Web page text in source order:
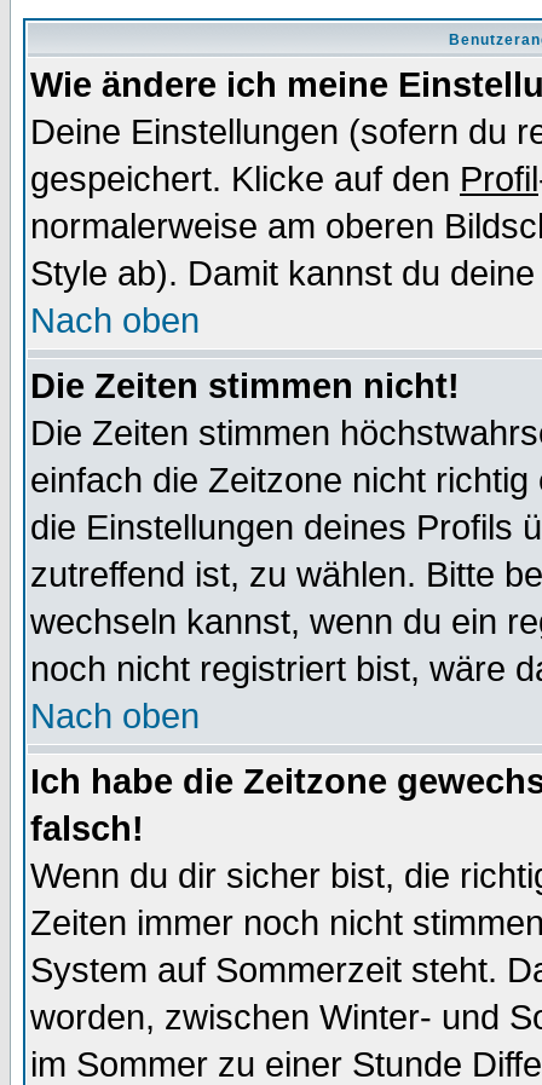
Wie ändere ich meine
Deine Einstellungen (sofern du
gespeichert. Klicke auf den Profil
normalerweise am oberen
Style ab). Damit kannst du
Nach oben
Die Zeiten stimmen nicht!
Die Zeiten stimmen
einfach die Zeitzone nicht
die Einstellungen deines Profils
zutreffend ist, zu wählen. Bitte
wechseln kannst, wenn du ein
noch nicht registriert bist, wäre
Nach oben
Ich habe die Zeitzone
falsch!
Wenn du dir sicher bist, die
Zeiten immer noch nicht
System auf Sommerzeit steht.
worden, zwischen Winter- und
im Sommer zu einer Stunde